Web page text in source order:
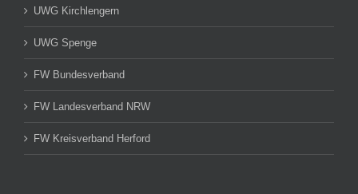
UWG Kirchlengern
UWG Spenge
FW Bundesverband
FW Landesverband NRW
FW Kreisverband Herford